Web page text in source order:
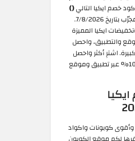
خصم ايكيا التالي()
لتخفيض فعال بقيمة 10% مجرّب بتاريخ 7/8/2026.
ايكيا المميزة
عبر الموقع والتطبيق، واحصل
اشترِ أكثر واحصل
على قسائم مجانية فعالة 100% عبر تطبيق وموقع
وأقوى كوبونات واكواد